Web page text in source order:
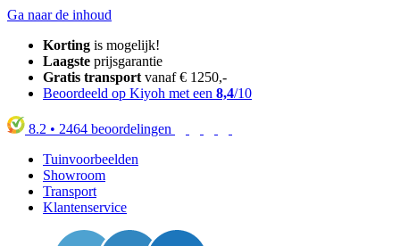
Ga naar de inhoud
Korting is mogelijk!
Laagste prijsgarantie
Gratis transport vanaf € 1250,-
Beoordeeld op Kiyoh met een 8,4/10
8.2 • 2464 beoordelingen
Tuinvoorbeelden
Showroom
Transport
Klantenservice